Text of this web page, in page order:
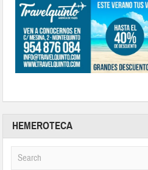
HEMEROTECA